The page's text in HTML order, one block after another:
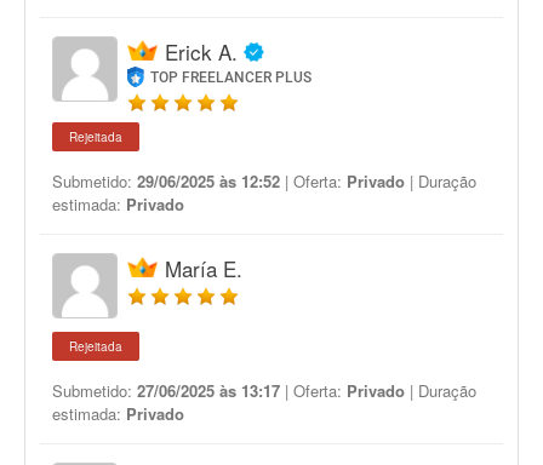
Erick A.
TOP FREELANCER PLUS
Rejeitada
Submetido: 29/06/2025 às 12:52 | Oferta: Privado | Duração
estimada: Privado
María E.
Rejeitada
Submetido: 27/06/2025 às 13:17 | Oferta: Privado | Duração
estimada: Privado